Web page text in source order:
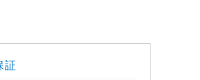
証